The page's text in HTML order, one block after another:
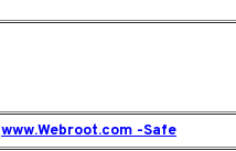
www.Webroot.com -Safe